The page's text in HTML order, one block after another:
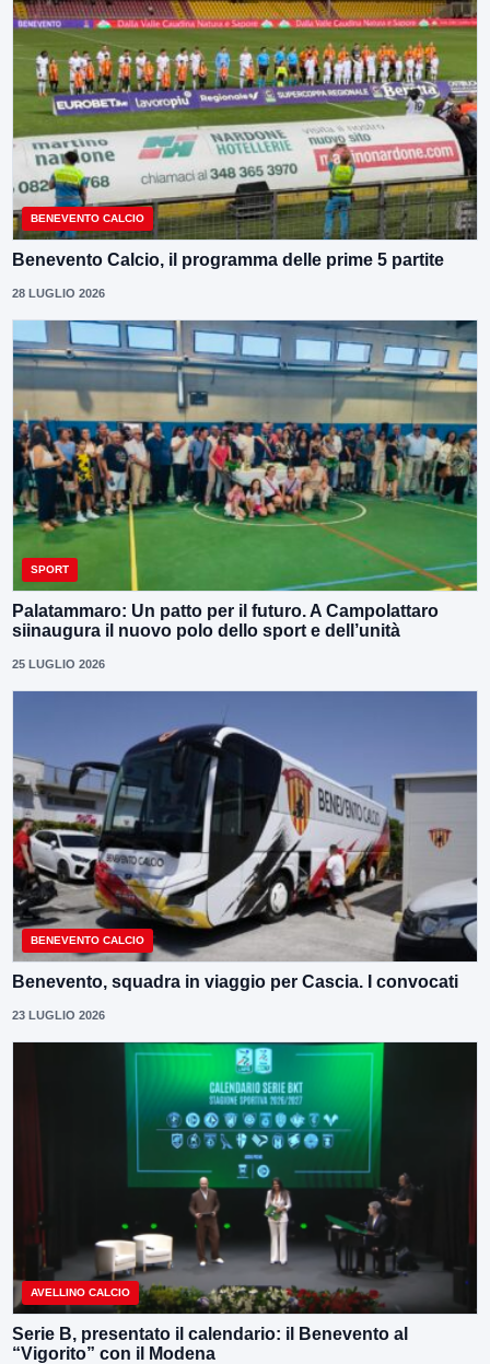
BENEVENTO CALCIO
Benevento Calcio, il programma delle prime 5 partite
28 LUGLIO 2026
SPORT
Palatammaro: Un patto per il futuro. A Campolattaro
siinaugura il nuovo polo dello sport e dell’unità
25 LUGLIO 2026
BENEVENTO CALCIO
Benevento, squadra in viaggio per Cascia. I convocati
23 LUGLIO 2026
AVELLINO CALCIO
Serie B, presentato il calendario: il Benevento al
“Vigorito” con il Modena